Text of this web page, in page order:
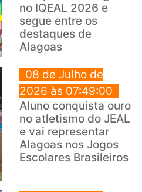
no IQEAL 2026 e
segue entre os
destaques de
Alagoas
08 de Julho de
2026 às 07:49:00
Aluno conquista ouro
no atletismo do JEAL
e vai representar
Alagoas nos Jogos
Escolares Brasileiros